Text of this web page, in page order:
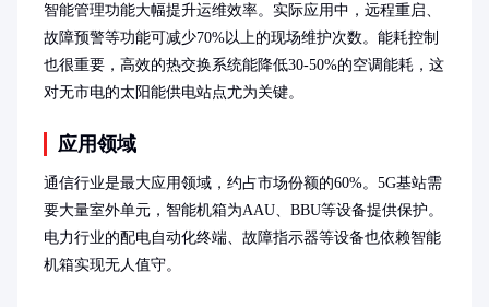
智能管理功能大幅提升运维效率。实际应用中，远程重启、
故障预警等功能可减少70%以上的现场维护次数。能耗控制
也很重要，高效的热交换系统能降低30-50%的空调能耗，这
对无市电的太阳能供电站点尤为关键。
应用领域
通信行业是最大应用领域，约占市场份额的60%。5G基站需
要大量室外单元，智能机箱为AAU、BBU等设备提供保护。
电力行业的配电自动化终端、故障指示器等设备也依赖智能
机箱实现无人值守。